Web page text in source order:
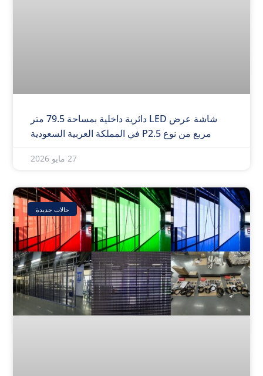
شاشة عرض LED دائرية داخلية بمساحة 79.5 متر
مربع من نوع P2.5 في المملكة العربية السعودية
27 مايو 2026
حالات جديدة